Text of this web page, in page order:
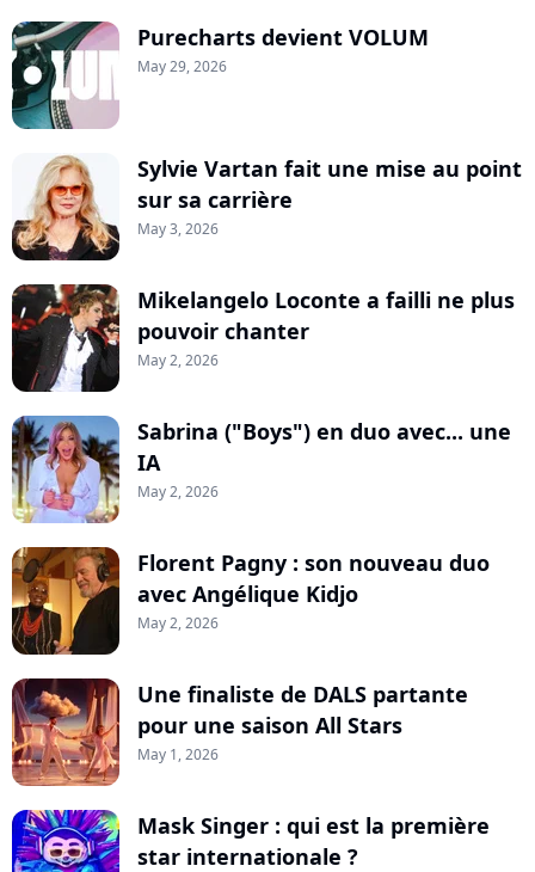
Purecharts devient VOLUM
May 29, 2026
Sylvie Vartan fait une mise au point
sur sa carrière
May 3, 2026
Mikelangelo Loconte a failli ne plus
pouvoir chanter
May 2, 2026
Sabrina ("Boys") en duo avec... une
IA
May 2, 2026
Florent Pagny : son nouveau duo
avec Angélique Kidjo
May 2, 2026
Une finaliste de DALS partante
pour une saison All Stars
May 1, 2026
Mask Singer : qui est la première
star internationale ?